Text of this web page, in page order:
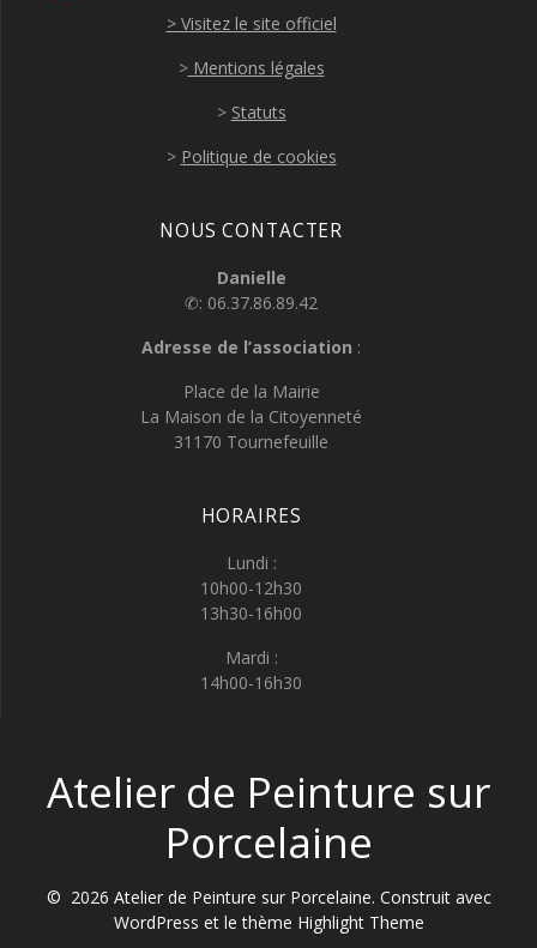
> Visitez le site officiel
>Mentions légales
> Statuts
> Politique de cookies
NOUS CONTACTER
Danielle
✆: 06.37.86.89.42
Adresse de l’association :
Place de la Mairie
La Maison de la Citoyenneté
31170 Tournefeuille
HORAIRES
Lundi :
10h00-12h30
13h30-16h00
Mardi :
14h00-16h30
Atelier de Peinture sur
Porcelaine
© 2026 Atelier de Peinture sur Porcelaine. Construit avec
WordPress et le thème Highlight Theme